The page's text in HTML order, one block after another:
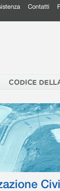
Contatti
CODICE